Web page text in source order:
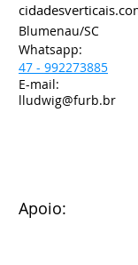
Blumenau/SC
Whatsapp:
47 - 992273885
E-mail:
lludwig@furb.br
Apoio: